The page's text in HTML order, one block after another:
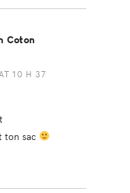
Coton
10 H 37
ton sac